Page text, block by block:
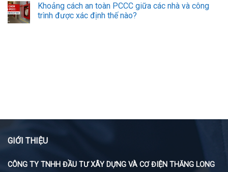
Khoảng cách an toàn PCCC giữa các nhà và công
trình được xác định thế nào?
GIỚI THIỆU
CÔNG TY TNHH ĐẦU TƯ XÂY DỰNG VÀ CƠ ĐIỆN THĂNG LONG